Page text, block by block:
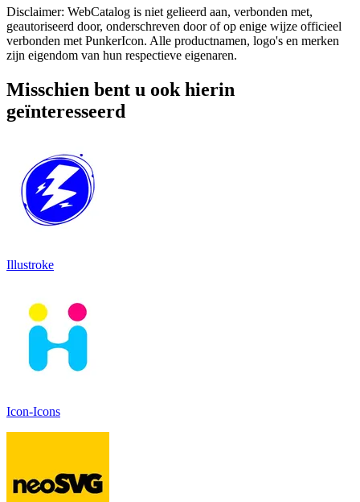
Disclaimer: WebCatalog is niet gelieerd aan, verbonden met,
geautoriseerd door, onderschreven door of op enige wijze officieel
verbonden met PunkerIcon. Alle productnamen, logo's en merken
zijn eigendom van hun respectieve eigenaren.
Misschien bent u ook hierin
geïnteresseerd
Illustroke
Icon-Icons